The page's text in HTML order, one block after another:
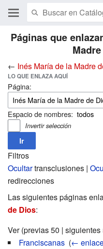
Páginas que
← Inés María de la Madre
LO QUE ENLAZA AQUÍ
Página:
Espacio de nombres:
Invertir selección
Filtros
Ocultartransclusiones |
redirecciones
Las siguientes páginas
de Dios:
Ver (previas 50 | siguientes
Franciscanas (←